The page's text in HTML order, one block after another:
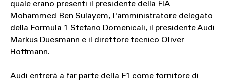
quale erano presenti il ​​presidente della FIA
Mohammed Ben Sulayem, l'amministratore delegato
della Formula 1 Stefano Domenicali, il presidente Audi
Markus Duesmann e il direttore tecnico Oliver
Hoffmann.
Audi entrerà a far parte della F1 come fornitore di